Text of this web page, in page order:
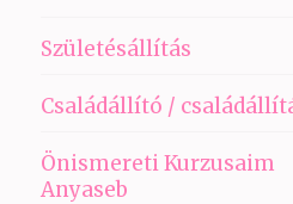
Születésállítás
Családállító /
Önismereti Kurzusaim
Anyaseb